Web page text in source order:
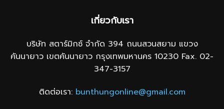
เกี่ยวกับเรา
บริษัท สตาร์มิกซ์ จำกัด 394 ถนนสวนสยาม แขวง
คันนายาว เขตคันนายาว กรุงเทพมหานคร 10230 Fax. 02-
347-3157
ติดต่อเรา: bunthungonline@gmail.com